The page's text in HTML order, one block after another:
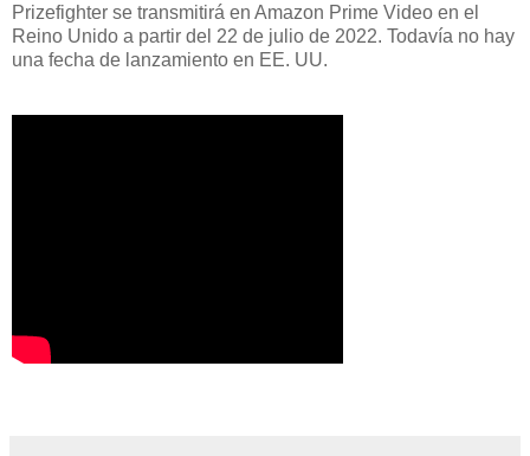
Prizefighter se transmitirá en Amazon Prime Video en el
Reino Unido a partir del 22 de julio de 2022. Todavía no hay
una fecha de lanzamiento en EE. UU.